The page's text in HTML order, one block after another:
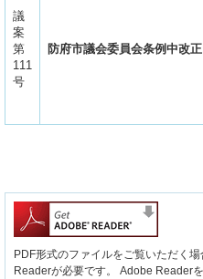
議
案
第
111
号
防府市議会委員会条例中改
PDF形式のファイルをご覧いただく
Readerが必要です。
Adobe Reader